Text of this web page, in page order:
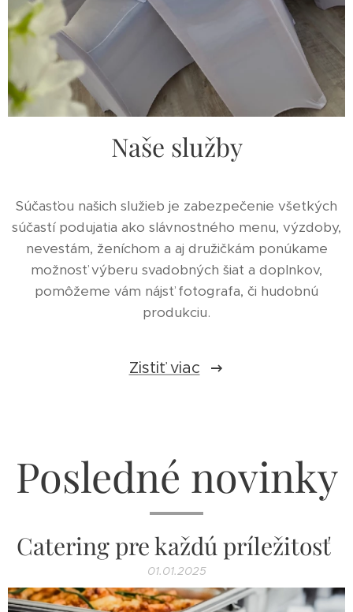
Naše služby
Súčasťou našich služieb je zabezpečenie všetkých
súčastí podujatia ako slávnostného menu, výzdoby,
nevestám, ženíchom a aj družičkám ponúkame
možnosť výberu svadobných šiat a doplnkov,
pomôžeme vám nájsť fotografa, či hudobnú
produkciu.
Zistiť viac
Posledné novinky
Catering pre každú príležitosť
01.01.2025